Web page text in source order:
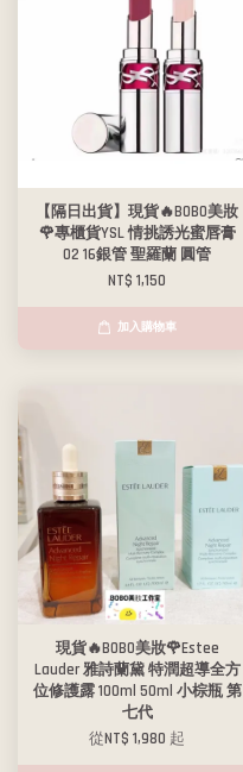
【隔日出貨】現貨🔥BOBO美妝
🌹專櫃貨YSL 情挑誘光蜜唇膏
02 16銀管 聖羅蘭 圓管
NT$ 1,150
加入購物車
現貨🔥BOBO美妝🌹Estee
Lauder 雅詩蘭黛 特潤超導全方
位修護露 100ml 50ml 小棕瓶 第
七代
從NT$ 1,980 起